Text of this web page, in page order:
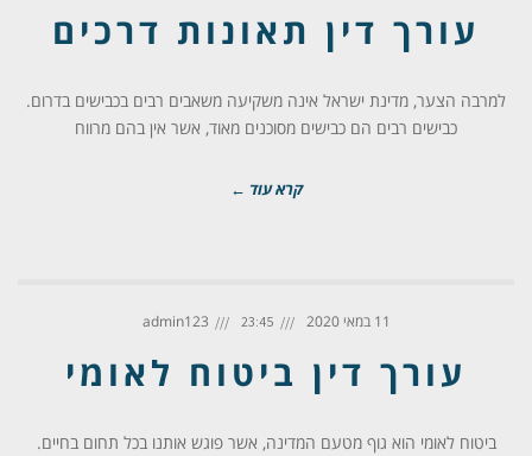
עורך דין תאונות דרכים
למרבה הצער, מדינת ישראל אינה משקיעה משאבים רבים בכבישים בדרום.
כבישים רבים הם כבישים מסוכנים מאוד, אשר אין בהם מרווח
קרא עוד ←
11 במאי 2020 23:45
admin123
עורך דין ביטוח לאומי
ביטוח לאומי הוא גוף מטעם המדינה, אשר פוגש אותנו בכל תחום בחיים.